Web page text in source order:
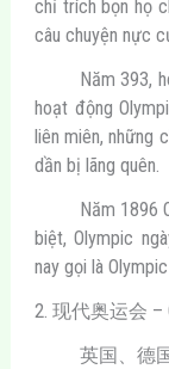
chỉ trích bọn họ
câu chuyện nực
Năm 393,
hoạt động
liên miên, những
dần bị lãng quên.
Năm 1896
biệt, Olympic
nay gọi là
2. 现代奥运会 –
英国、德